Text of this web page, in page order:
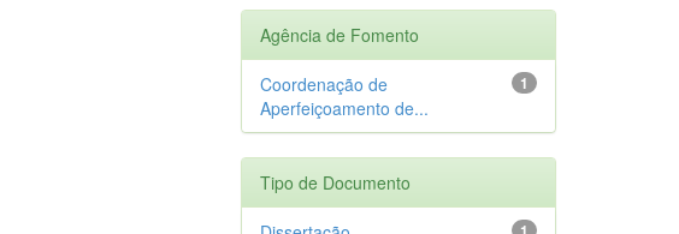
Agência de Fomento
1
Coordenação de
Aperfeiçoamento de...
Tipo de Documento